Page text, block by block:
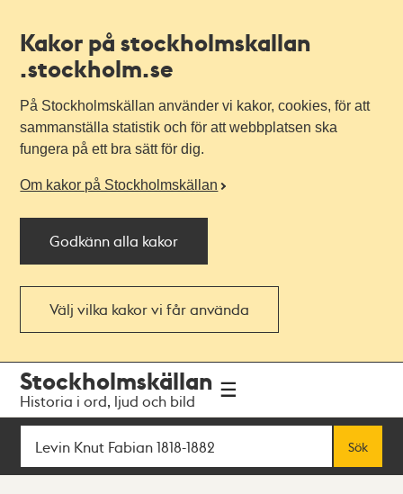
Kakor på stockholmskallan
.stockholm.se
På Stockholmskällan använder vi kakor, cookies, för att
sammanställa statistik och för att webbplatsen ska
fungera på ett bra sätt för dig.
Om kakor på Stockholmskällan
Godkänn alla kakor
Välj vilka kakor vi får använda
navigationen
huvudinnehållet
Stockholmskällan
Historia i ord, ljud och bild
Sök
Sök